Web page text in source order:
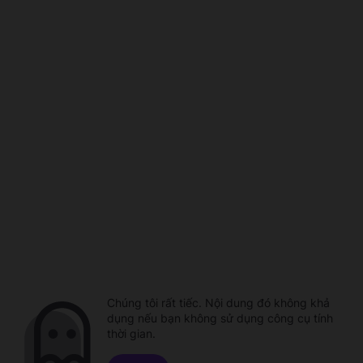
Chúng tôi rất tiếc. Nội dung đó không khả
dụng nếu bạn không sử dụng công cụ tính
thời gian.